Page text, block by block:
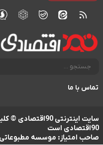
تماس با ما
سایت اینترنتی
90اقتصادی است
صاحب امتیاز: موسسه